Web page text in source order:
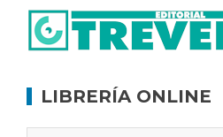
LIBRERÍA ONLINE